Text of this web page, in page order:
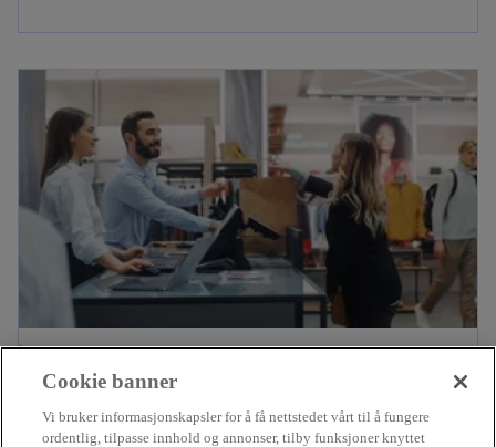
Øk inntektene, reduser kostnadene og utnytt
mulighetene
Gå til retailbransjen
Cookie banner
Vi bruker informasjonskapsler for å få nettstedet vårt til å fungere
ordentlig, tilpasse innhold og annonser, tilby funksjoner knyttet